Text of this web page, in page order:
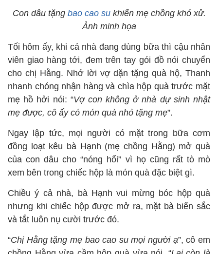
Con dâu tặng bao cao sukhiến mẹ chồng khó xử.
Ảnh minh họa
Tối hôm ấy, khi cả nhà đang dùng bữa thì cậu nhân
viên giao hàng tới, đem trên tay gói đồ nói chuyển
cho chị Hằng. Nhớ lời vợ dặn tặng quà hộ, Thanh
nhanh chóng nhận hàng và chìa hộp quà trước mặt
mẹ hồ hởi nói: “Vợ con không ở nhà dự sinh nhật
mẹ được, cô ấy có món quà nhỏ tặng mẹ”.
Ngay lập tức, mọi người có mặt trong bữa cơm
đồng loạt kêu bà Hạnh (mẹ chồng Hằng) mở quà
của con dâu cho “nóng hổi” vì họ cũng rất tò mò
xem bên trong chiếc hộp là món quà đặc biệt gì.
Chiều ý cả nhà, bà Hạnh vui mừng bóc hộp quà
nhưng khi chiếc hộp được mở ra, mặt bà biến sắc
và tắt luôn nụ cười trước đó.
“Chị Hằng tặng mẹ bao cao su mọi người ạ”, cô em